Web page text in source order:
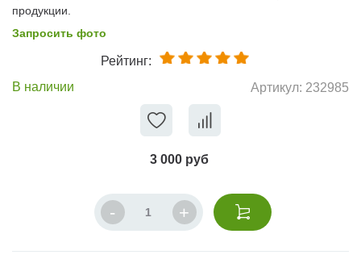
продукции.
Запросить фото
Рейтинг:
В наличии
Артикул: 232985
3 000 руб